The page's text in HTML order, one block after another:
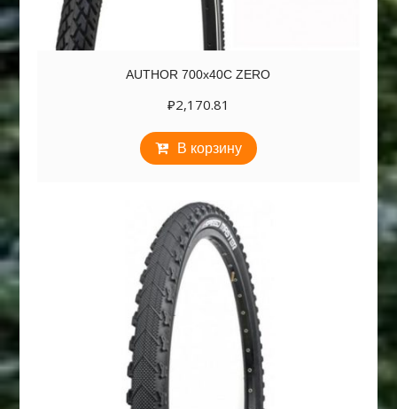
AUTHOR 700х40C ZERO
₽2,170.81
В корзину